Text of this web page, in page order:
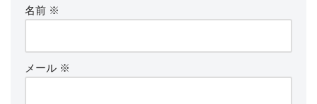
名前 ※
メール ※